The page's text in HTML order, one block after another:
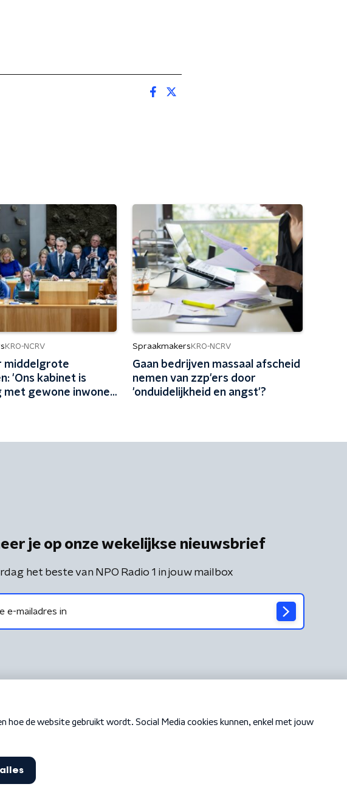
KRO-NCRV
middelgrote
'Ons kabinet is
met gewone inwoner
Spraakmakers KRO-NCRV
Gaan bedrijven massaal afscheid
nemen van zzp'ers door
'onduidelijkheid en angst'?
je op onze wekelijkse nieuwsbrief
het beste van NPO Radio 1 in jouw mailbox